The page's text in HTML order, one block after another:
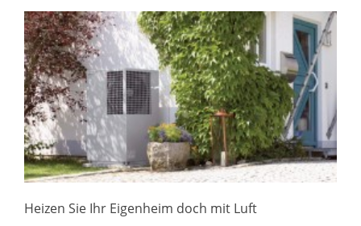
Heizen Sie Ihr Eigenheim doch mit Luft